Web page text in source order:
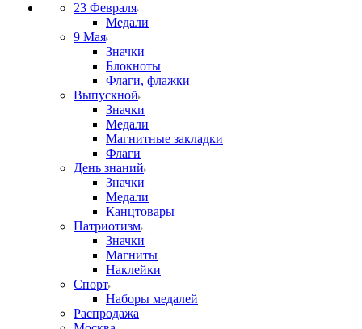
23 Февраля
Медали
9 Мая
Значки
Блокноты
Флаги, флажки
Выпускной
Значки
Медали
Магнитные закладки
Флаги
День знаний
Значки
Медали
Канцтовары
Патриотизм
Значки
Магниты
Наклейки
Спорт
Наборы медалей
Распродажа